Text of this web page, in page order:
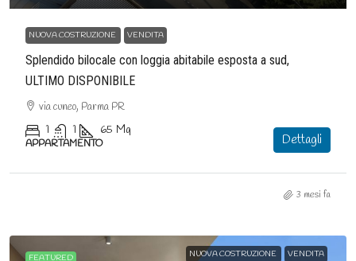
NUOVA COSTRUZIONE VENDITA
Splendido bilocale con loggia abitabile esposta a sud,
ULTIMO DISPONIBILE
via cuneo, Parma PR
1 1 65 Mq
APPARTAMENTO Dettagli
3 mesi fa
FEATURED NUOVA COSTRUZIONE VENDITA